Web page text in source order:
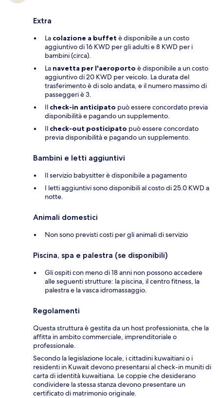
Extra
La colazione a buffet è disponibile a un costo
aggiuntivo di 16 KWD per gli adulti e 8 KWD per i
bambini (circa).
La navetta per l'aeroporto è disponibile a un costo
aggiuntivo di 20 KWD per veicolo. La durata del
trasferimento è di solo andata, e il numero massimo di
passeggeri è 3.
Il check-in anticipato può essere concordato previa
disponibilità e pagando un supplemento.
Il check-out posticipato può essere concordato
previa disponibilità e pagando un supplemento.
Bambini e letti aggiuntivi
Il servizio babysitter è disponibile a pagamento
I letti aggiuntivi sono disponibili al costo di 25.0 KWD a
notte.
Animali domestici
Non sono previsti costi per gli animali di servizio
Piscina, spa e palestra (se disponibili)
Gli ospiti con meno di 18 anni non possono accedere
alle seguenti strutture: la piscina, il centro fitness, la
palestra e la vasca idromassaggio.
Regolamenti
Questa struttura è gestita da un host professionista, che la
affitta in ambito commerciale, imprenditoriale o
professionale.
Secondo la legislazione locale, i cittadini kuwaitiani o i
residenti in Kuwait devono presentarsi al check-in muniti di
carta di identità kuwaitiana. Le coppie che desiderano
condividere la stessa stanza devono presentare un
certificato di matrimonio originale.